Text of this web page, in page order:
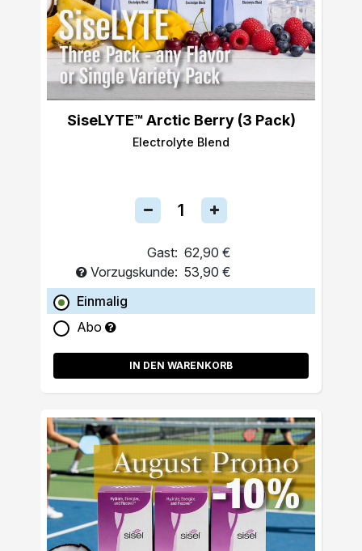
SiseLYTE™ Arctic Berry (3 Pack)
Electrolyte Blend
Gast: 62,90 €
Vorzugskunde: 53,90 €
Einmalig
Abo
IN DEN WARENKORB